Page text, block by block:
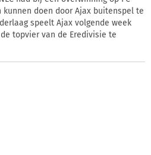
kunnen doen door Ajax buitenspel te
speelt Ajax volgende week
topvier van de Eredivisie te